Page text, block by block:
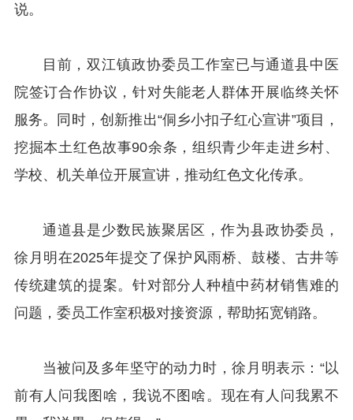
说。
目前，双江镇政协委员工作室已与通道县中医
院签订合作协议，针对失能老人群体开展临终关怀
服务。同时，创新推出“侗乡小扣子红心宣讲”项目，
挖掘本土红色故事90余条，组织青少年走进乡村、
学校、机关单位开展宣讲，推动红色文化传承。
通道县是少数民族聚居区，作为县政协委员，
徐月明在2025年提交了保护风雨桥、鼓楼、古井等
传统建筑的提案。针对部分人种植中药材销售难的
问题，委员工作室积极对接资源，帮助拓宽销路。
当被问及多年坚守的动力时，徐月明表示：“以
前有人问我图啥，我说不图啥。现在有人问我累不